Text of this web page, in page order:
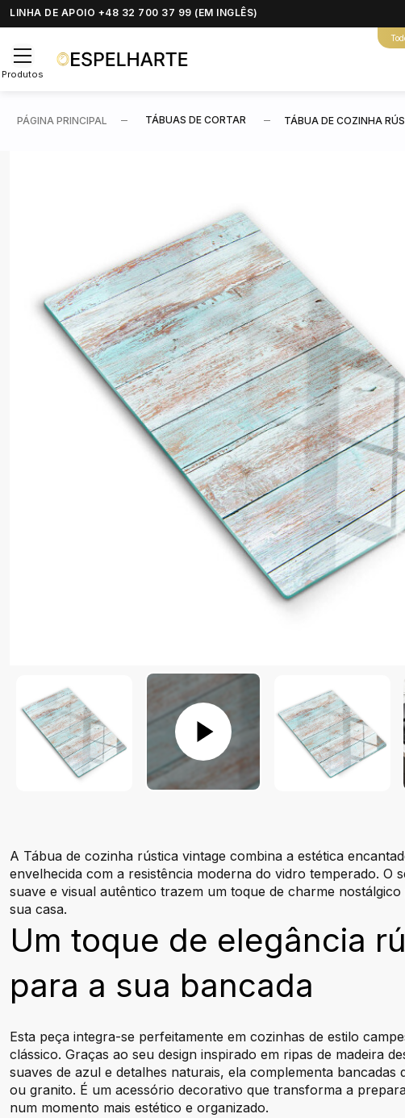
LINHA DE APOIO +48 32 700 37 99 (EM INGLÊS)
Produtos
PÁGINA PRINCIPAL TÁBUAS DE CORTAR TÁBUA DE COZINHA
A Tábua de cozinha rústica vintage combina a estética
envelhecida com a resistência moderna do vidro temperado. O
suave e visual autêntico trazem um toque de charme
sua casa.
Um toque de elegância
para a sua bancada
Esta peça integra-se perfeitamente em cozinhas de estilo
clássico. Graças ao seu design inspirado em ripas de madeira
suaves de azul e detalhes naturais, ela complementa bancadas
ou granito. É um acessório decorativo que transforma a
num momento mais estético e organizado.